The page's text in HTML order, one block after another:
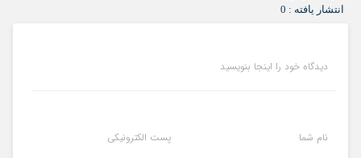
انتشار یافته : 0
دیدگاه خود را اینجا بنویسید
نام شما پست الکترونیکی